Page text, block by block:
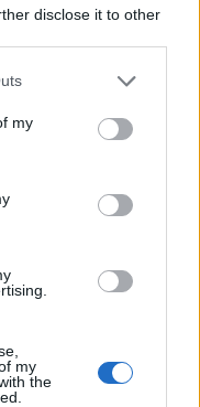
disclose it to other
my
my
the